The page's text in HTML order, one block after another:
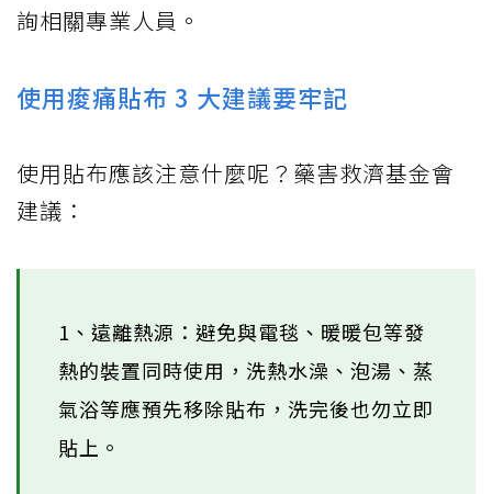
詢相關專業人員。
使用痠痛貼布 3 大建議要牢記
使用貼布應該注意什麼呢？藥害救濟基金會
建議：
1、遠離熱源：避免與電毯、暖暖包等發
熱的裝置同時使用，洗熱水澡、泡湯、蒸
氣浴等應預先移除貼布，洗完後也勿立即
貼上。